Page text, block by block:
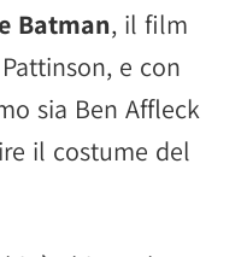
Batman, il film
e con
sia Ben Affleck
il costume del